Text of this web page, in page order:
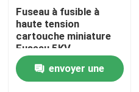
Fuseau à fusible à
haute tension
cartouche miniature
Fuseau 5KV
0,75A/0,8A/0,9A
750MA/800MA/900mA
6,5MM*40MM
envoyer une